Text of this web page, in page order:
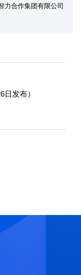
力合作集团有限公司
发布）